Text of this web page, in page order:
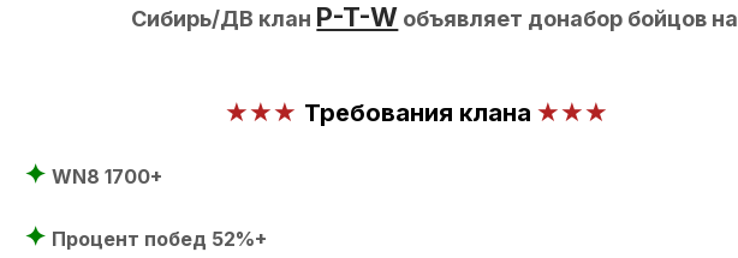
Сибирь/ДВ клан P-T-W объявляет донабор бойцов
★★★ Требования клана ★★
✦​WN8 1700+
✦ Процент побед 52%+